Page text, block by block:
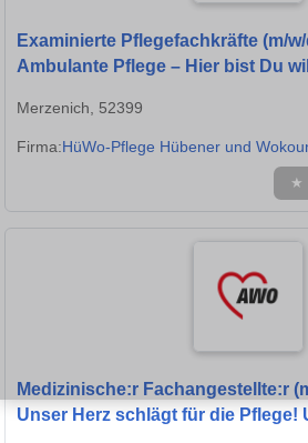
Examinierte Pflegefachkräfte (m/w/
Ambulante Pflege – Hier bist Du
Merzenich, 52399
Firma:HüWo-Pflege Hübener und
★
Medizinische:r Fachangestellte:r
Unser Herz schlägt für die Pflege!